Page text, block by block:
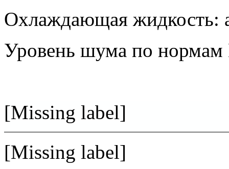
Охлаждающая жидкость:
Уровень шума по
[Missing label]
[Missing label]